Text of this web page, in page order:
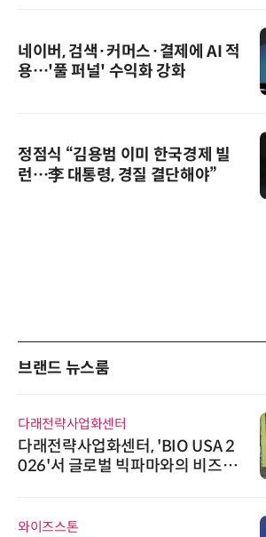
네이버, 검색·커머스·결제에 AI 적
용…'풀 퍼널' 수익화 강화
정점식 “김용범 이미 한국경제 빌
런…李 대통령, 경질 결단해야”
브랜드 뉴스룸
다래전략사업화센터
다래전략사업화센터, 'BIO USA 2
026'서 글로벌 빅파마와의 비즈니
와이즈스톤